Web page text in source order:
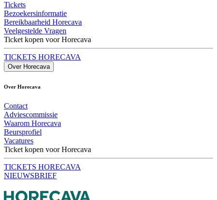
Tickets
Bezoekersinformatie
Bereikbaarheid Horecava
Veelgestelde Vragen
Ticket kopen voor Horecava
TICKETS HORECAVA
Over Horecava
Over Horecava
Contact
Adviescommissie
Waarom Horecava
Beursprofiel
Vacatures
Ticket kopen voor Horecava
TICKETS HORECAVA
NIEUWSBRIEF